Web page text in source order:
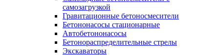
самозагрузкой
Гравитационные бетоносмесители
Бетононасосы стационарные
Автобетононасосы
Бетонораспределительные стрелы
Экскаваторы